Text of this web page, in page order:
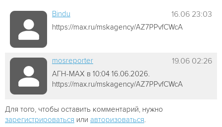
Bindu 16.06 23:03
https://max.ru/mskagency/AZ7PPvfCWcA
mosreporter 19.06 02:26
АГН-МАХ в 10:04 16.06.2026.
https://max.ru/mskagency/AZ7PPvfCWcA
Для того, чтобы оставить комментарий, нужно
зарегистрироваться или авторизоваться